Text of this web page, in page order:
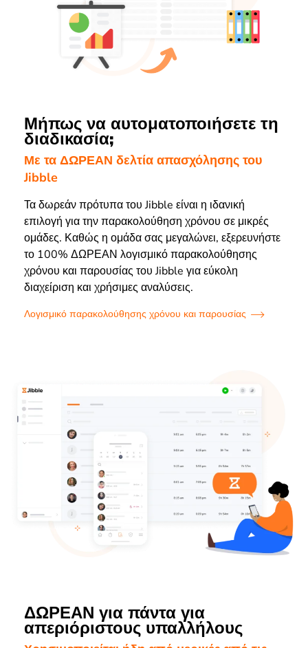
Μήπως να αυτοματοποιήσετε τη
διαδικασία;
Με τα ΔΩΡΕΑΝ δελτία απασχόλησης του
Jibble
Τα δωρεάν πρότυπα του Jibble είναι η ιδανική
επιλογή για την παρακολούθηση χρόνου σε μικρές
ομάδες. Καθώς η ομάδα σας μεγαλώνει, εξερευνήστε
το 100% ΔΩΡΕΑΝ λογισμικό παρακολούθησης
χρόνου και παρουσίας του Jibble για εύκολη
διαχείριση και χρήσιμες αναλύσεις.
Λογισμικό παρακολούθησης χρόνου και παρουσίας
ΔΩΡΕΑΝ για πάντα για
απεριόριστους υπαλλήλους